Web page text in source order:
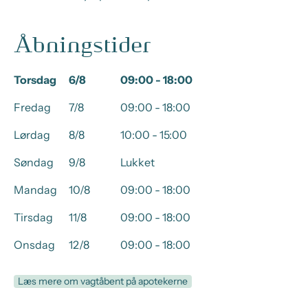
Åbningstider
Torsdag 6/8
09:00 - 18:00
Fredag
7/8
09:00 - 18:00
Lørdag
8/8
10:00 - 15:00
Søndag
9/8
Lukket
Mandag
10/8
09:00 - 18:00
Tirsdag
11/8
09:00 - 18:00
Onsdag
12/8 09:00 - 18:00
Læs mere om vagtåbent på apotekerne